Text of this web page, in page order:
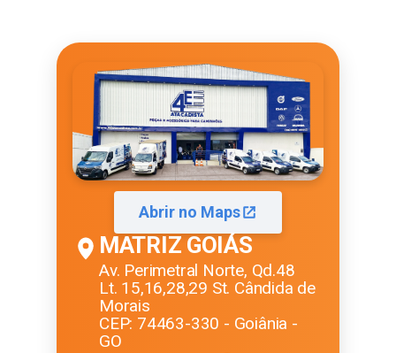
Abrir no Maps
MATRIZ GOIÁS
Av. Perimetral Norte, Qd.48
Lt. 15,16,28,29 St. Cândida de
Morais
CEP: 74463-330 - Goiânia -
GO